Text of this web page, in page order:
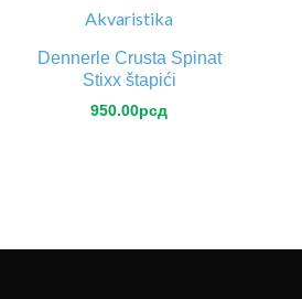
Dennerle Crusta Spinat
Stixx štapići
950.00рсд